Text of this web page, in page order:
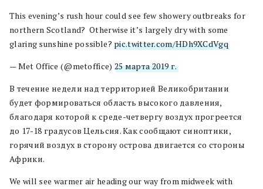
This evening’s rush hour could see few showery outbreaks for
northern Scotland? ️ Otherwise it’s largely dry with some
glaring sunshine possible? pic.twitter.com/HDh9XCdVgq
— Met Office (@metoffice) 25 марта 2019 г.
В течение недели над территорией Великобритании
будет формироваться область высокого давления,
благодаря которой к среде-четвергу воздух прогреется
до 17-18 градусов Цельсия. Как сообщают синоптики,
горячий воздух в сторону острова двигается со стороны
Африки.
We will see warmer air heading our way from midweek with